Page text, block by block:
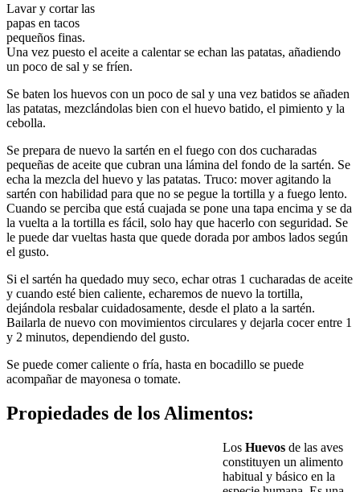
Lavar y cortar las
papas en tacos
pequeños finas.
Una vez puesto el aceite a calentar se echan las patatas, añadiendo
un poco de sal y se fríen.
Se baten los huevos con un poco de sal y una vez batidos se añaden
las patatas, mezclándolas bien con el huevo batido, el pimiento y la
cebolla.
Se prepara de nuevo la sartén en el fuego con dos cucharadas
pequeñas de aceite que cubran una lámina del fondo de la sartén. Se
echa la mezcla del huevo y las patatas. Truco: mover agitando la
sartén con habilidad para que no se pegue la tortilla y a fuego lento.
Cuando se perciba que está cuajada se pone una tapa encima y se da
la vuelta a la tortilla es fácil, solo hay que hacerlo con seguridad. Se
le puede dar vueltas hasta que quede dorada por ambos lados según
el gusto.
Si el sartén ha quedado muy seco, echar otras 1 cucharadas de aceite
y cuando esté bien caliente, echaremos de nuevo la tortilla,
dejándola resbalar cuidadosamente, desde el plato a la sartén.
Bailarla de nuevo con movimientos circulares y dejarla cocer entre 1
y 2 minutos, dependiendo del gusto.
Se puede comer caliente o fría, hasta en bocadillo se puede
acompañar de mayonesa o tomate.
Propiedades de los Alimentos:
Los Huevos de las aves
constituyen un alimento
habitual y básico en la